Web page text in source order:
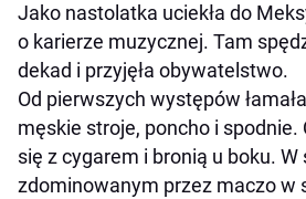
Jako nastolatka uciekła do
o karierze muzycznej. Tam
dekad i przyjęła obywatelstwo.
Od pierwszych występów
męskie stroje, poncho i spodnie.
się z cygarem i bronią u boku.
zdominowanym przez maczo w